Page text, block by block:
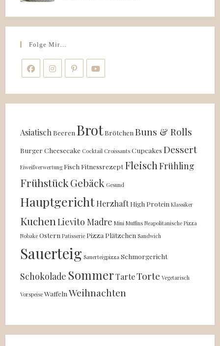
Folge Mir…
Asiatisch Beeren Brot Brötchen Buns & Rolls
Burger Cheesecake Cocktail Croissants Cupcakes Dessert
Eiweißverwertung Fisch Fitnessrezept Fleisch Frühling
FrühstückGebäck Gesund
HauptgerichtHerzhaft High Protein Klassiker
Kuchen Lievito Madre Mini Muffins Neapolitanische Pizza
Nobake Ostern Patisserie Pizza Plätzchen Sandwich
Sauerteig Sauerteigpizza Schmorgericht
Schokolade SommerTarteTorte Vegetarisch
Vorspeise Waffeln Weihnachten